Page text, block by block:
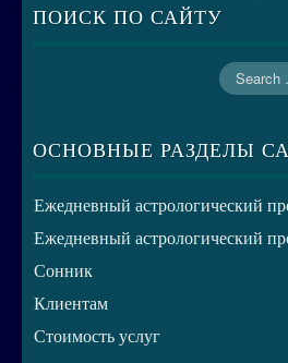
ПОИСК ПО САЙТУ
ОСНОВНЫЕ РАЗДЕЛЫ
Ежедневный астрологический
Ежедневный астрологический
Сонник
Клиентам
Стоимость услуг